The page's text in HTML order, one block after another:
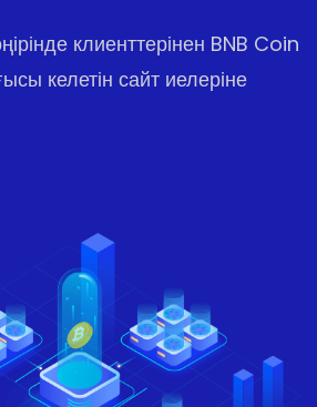
клиенттерінен BNB Coin
келетін сайт иелеріне